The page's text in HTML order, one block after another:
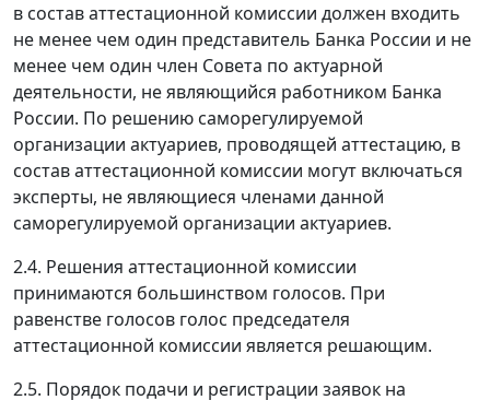
в состав аттестационной комиссии должен входить
не менее чем один представитель Банка России и не
менее чем один член Совета по актуарной
деятельности, не являющийся работником Банка
России. По решению саморегулируемой
организации актуариев, проводящей аттестацию, в
состав аттестационной комиссии могут включаться
эксперты, не являющиеся членами данной
саморегулируемой организации актуариев.
2.4. Решения аттестационной комиссии
принимаются большинством голосов. При
равенстве голосов голос председателя
аттестационной комиссии является решающим.
2.5. Порядок подачи и регистрации заявок на